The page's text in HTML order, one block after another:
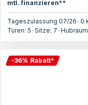
mtl. finanzieren**
Tageszulassung 07/26•0
Türen: 5•Sitze: 7•
-36% Rabatt*